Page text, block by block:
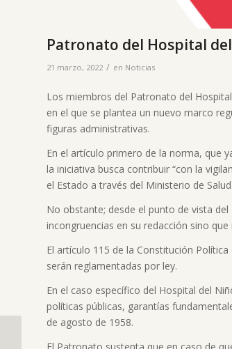
Patronato del Hospital
21 marzo, 2022 / en Noticias
Los miembros del Patronato del
en el que se plantea un nuevo marco
figuras administrativas.
En el artículo primero de la norma, que
la iniciativa busca contribuir “con la
el Estado a través del Ministerio de
No obstante; desde el punto de vista
incongruencias en su redacción sino
El artículo 115 de la Constitución
serán reglamentadas por ley.
En el caso específico del Hospital del
políticas públicas, garantías
de agosto de 1958.